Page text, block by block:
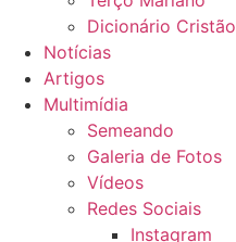
Dicionário Cristão
Notícias
Artigos
Multimídia
Semeando
Galeria de Fotos
Vídeos
Redes Sociais
Instagram